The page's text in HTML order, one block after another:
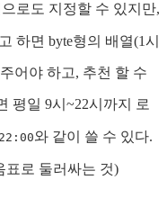
로도 지정할 수 있지만,
하면 byte형의 배열(1시
어야 하고, 추천 할 수
평일 9시~22시까지 로
와 같이 쓸 수 있다.
표로 둘러싸는 것)